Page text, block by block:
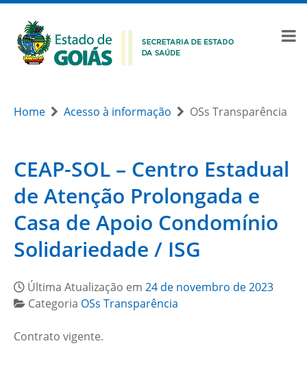
Home Acesso à informação OSs Transparência
CEAP-SOL – Centro Estadual
de Atenção Prolongada e
Casa de Apoio Condomínio
Solidariedade / ISG
Última Atualização em 24 de novembro de 2023
Categoria OSs Transparência
Contrato vigente.